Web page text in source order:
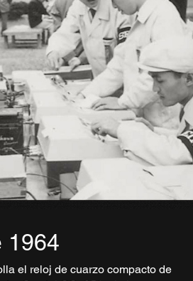
1964
el reloj de cuarzo compacto de